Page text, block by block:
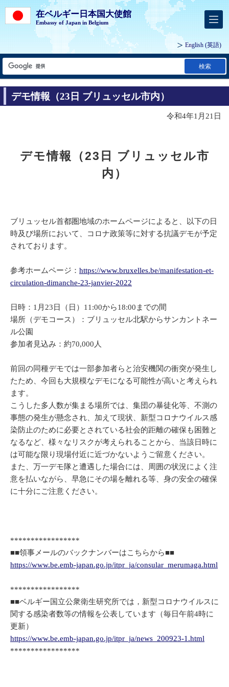
在ベルギー日本国大使館
Embassy of Japan in Belgium
English (英語)
検索
デモ情報（23日 ブリュッセル市内）
令和4年1月21日
デモ情報（23日 ブリュッセル市
内）
ブリュッセル首都圏地域のホームページによると、以下の日
時及び場所において、コロナ政策等に対する抗議デモが予定
されております。
参考ホームページ： https://www.bruxelles.be/manifestation-et-
circulation-dimanche-23-janvier-2022
日時：1月23日（日）11:00から18:00までの間
場所（デモコース）：ブリュッセル北駅からサンカントネー
ル公園
参加者見込み：約70,000人
前回の同種デモでは一部参加者らと治安機関の衝突が発生し
たため、今回も大規模なデモになる可能性が高いと考えられ
ます。
こうした多人数が集まる場所では、集団の暴徒化等、不測の
事態の発生が懸念され、加えて現状、新型コロナウイルス感
染防止のために必要とされている社会的距離の確保も困難と
なるなど、様々なリスクが考えられることから、当該日時に
は可能な限り現場付近に近づかないようご留意ください。
また、万一デモ隊と遭遇した場合には、周囲の状況によく注
意を払いながら、早急にその場を離れる等、身の安全の確保
に十分にご注意ください。
*****************
■■領事メールのバックナンバーはこちらから■■
https://www.be.emb-japan.go.jp/itpr_ja/consular_merumaga.html
*****************
■■ベルギー国立公衆衛生研究所では，新型コロナウイルスに
関する感染者数等の情報を公表しています（毎日午前4時に
更新）
https://www.be.emb-japan.go.jp/itpr_ja/news_200923-1.html
*****************